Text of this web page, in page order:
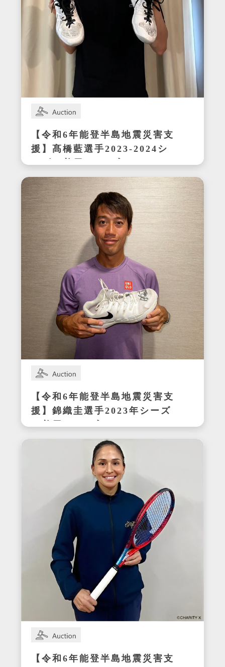
【令和6年能登半島地震災害支
援】髙橋藍選手2023-2024シ
ーズン着用サイン入りシュー
ズ
【令和6年能登半島地震災害支
援】錦織圭選手2023年シーズ
ン着用サイン入りテニスシュ
ーズ
【令和6年能登半島地震災害支